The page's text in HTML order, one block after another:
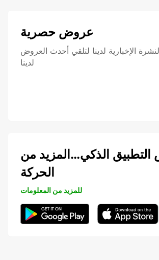
عروض حصرية
الإخبارية لدينا لتلقي أحدث العروض
لدينا
الذكي…المزيد من
الحركة
للمزيد من المعلومات